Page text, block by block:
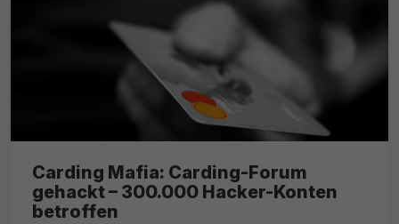
Carding Mafia: Carding-Forum
gehackt – 300.000 Hacker-Konten
betroffen